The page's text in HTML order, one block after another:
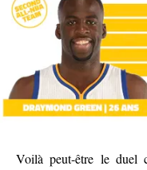
Voilà peut-être le duel